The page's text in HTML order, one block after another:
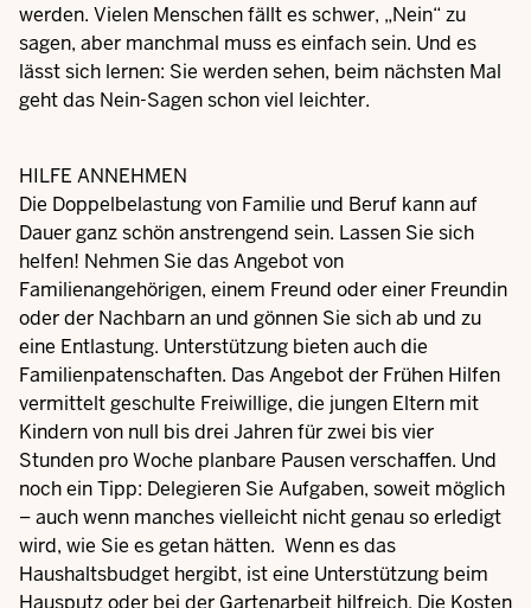
werden. Vielen Menschen fällt es schwer, „Nein“ zu
sagen, aber manchmal muss es einfach sein. Und es
lässt sich lernen: Sie werden sehen, beim nächsten Mal
geht das Nein-Sagen schon viel leichter.
HILFE ANNEHMEN
Die Doppelbelastung von Familie und Beruf kann auf
Dauer ganz schön anstrengend sein. Lassen Sie sich
helfen! Nehmen Sie das Angebot von
Familienangehörigen, einem Freund oder einer Freundin
oder der Nachbarn an und gönnen Sie sich ab und zu
eine Entlastung. Unterstützung bieten auch die
Familienpatenschaften. Das Angebot der Frühen Hilfen
vermittelt geschulte Freiwillige, die jungen Eltern mit
Kindern von null bis drei Jahren für zwei bis vier
Stunden pro Woche planbare Pausen verschaffen. Und
noch ein Tipp: Delegieren Sie Aufgaben, soweit möglich
– auch wenn manches vielleicht nicht genau so erledigt
wird, wie Sie es getan hätten. Wenn es das
Haushaltsbudget hergibt, ist eine Unterstützung beim
Hausputz oder bei der Gartenarbeit hilfreich. Die Kosten